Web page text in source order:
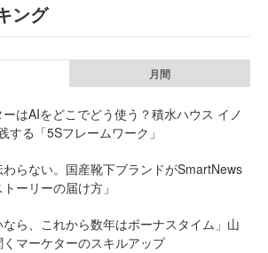
ング
月間
はAIをどこでどう使う？積水ハウス イノ
する「5Sフレームワーク」
らない。国産靴下ブランドがSmartNews
ーリーの届け方」
なら、これから数年はボーナスタイム」山
マーケターのスキルアップ